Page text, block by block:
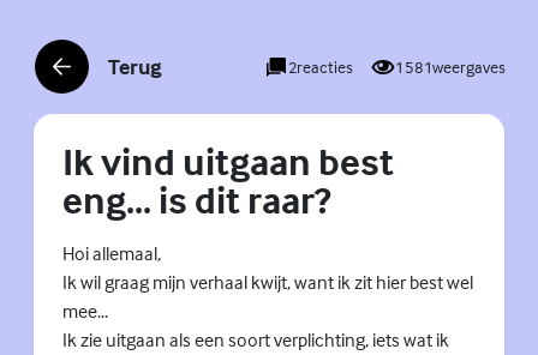
Terug
(Externe link) 2reacties 1581weergaves
Ik vind uitgaan best
eng... is dit raar?
Hoi allemaal,
Ik wil graag mijn verhaal kwijt, want ik zit hier best wel
mee...
Ik zie uitgaan als een soort verplichting, iets wat ik